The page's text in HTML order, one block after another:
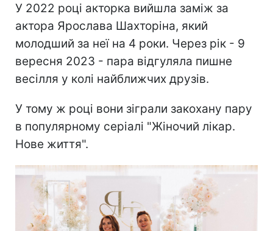
У 2022 році акторка вийшла заміж за
актора Ярослава Шахторіна, який
молодший за неї на 4 роки. Через рік - 9
вересня 2023 - пара відгуляла пишне
весілля у колі найближчих друзів.
У тому ж році вони зіграли закохану пару
в популярному серіалі "Жіночий лікар.
Нове життя".